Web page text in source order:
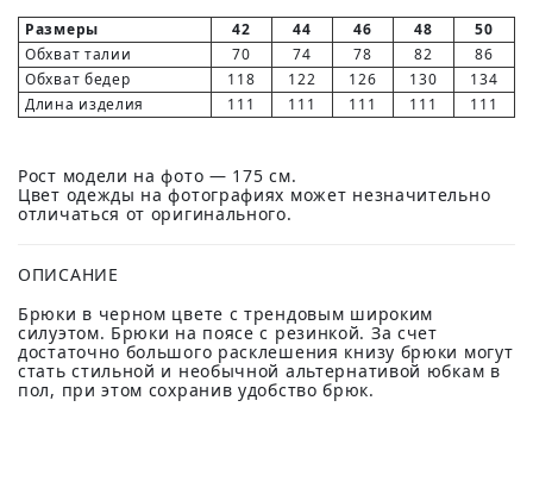
Размеры 42 44 46 48
50
Обхват талии
70 74 78 82
86
Обхват бедер
118 122 126 130
134
Длина изделия
111 111 111 111 111
Рост модели на фото — 175 см.
Цвет одежды на фотографиях может незначительно
отличаться от оригинального.
ОПИСАНИЕ
Брюки в черном цвете с трендовым широким
силуэтом. Брюки на поясе с резинкой. За счет
достаточно большого расклешения книзу брюки могут
стать стильной и необычной альтернативой юбкам в
пол, при этом сохранив удобство брюк.